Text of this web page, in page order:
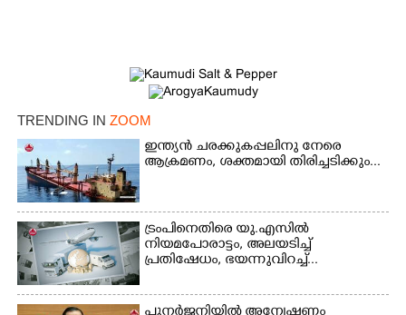
TRENDING IN ZOOM
ഇന്ത്യൻ ചരക്കുകപ്പലിനു നേരെ
ആക്രമണം, ശക്തമായി തിരിച്ചടിക്കും...
ട്രംപിനെതിരെ യു.എസിൽ
നിയമപോരാട്ടം, അലയടിച്ച്
പ്രതിഷേധം, ഭയന്നുവിറച്ച്...